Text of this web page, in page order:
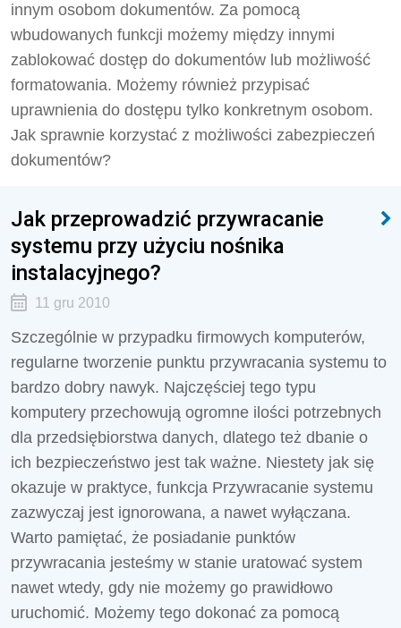
innym osobom dokumentów. Za pomocą
wbudowanych funkcji możemy między innymi
zablokować dostęp do dokumentów lub możliwość
formatowania. Możemy również przypisać
uprawnienia do dostępu tylko konkretnym osobom.
Jak sprawnie korzystać z możliwości zabezpieczeń
dokumentów?
Jak przeprowadzić przywracanie
systemu przy użyciu nośnika
instalacyjnego?
11 gru 2010
Szczególnie w przypadku firmowych komputerów,
regularne tworzenie punktu przywracania systemu to
bardzo dobry nawyk. Najczęściej tego typu
komputery przechowują ogromne ilości potrzebnych
dla przedsiębiorstwa danych, dlatego też dbanie o
ich bezpieczeństwo jest tak ważne. Niestety jak się
okazuje w praktyce, funkcja Przywracanie systemu
zazwyczaj jest ignorowana, a nawet wyłączana.
Warto pamiętać, że posiadanie punktów
przywracania jesteśmy w stanie uratować system
nawet wtedy, gdy nie możemy go prawidłowo
uruchomić. Możemy tego dokonać za pomocą